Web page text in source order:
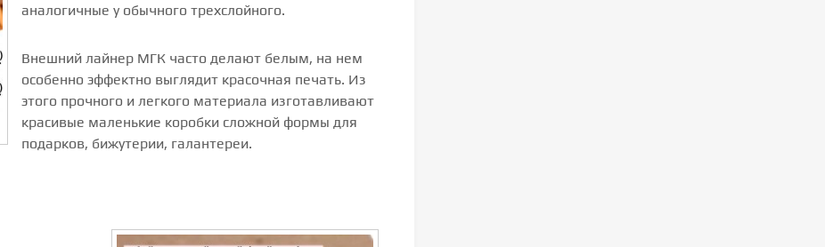
аналогичные у обычного трехслойного.
Внешний лайнер МГК часто делают белым, на нем
особенно эффектно выглядит красочная печать. Из
этого прочного и легкого материала изготавливают
красивые маленькие коробки сложной формы для
подарков, бижутерии, галантереи.